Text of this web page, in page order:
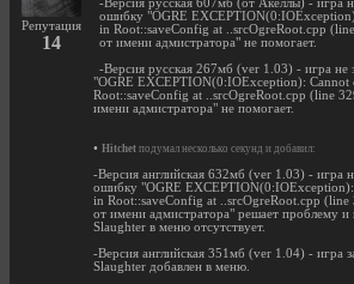
Репутация
14
-Версия русская 607мб (от Акеллы) - игра
ошибку "OGRE
in Root::saveConfig at ..srcOgreRoot.cpp
от имени адмистратора" не помогает.
-Версия русская 267мб (ver 1.03) - игра не
"OGRE EXCEPTION(0:IOException): Cannot
Root::saveConfig at ..srcOgreRoot.cpp (line
имени адмистратора" не помогает.
• Hitchet подумал несколько секунд и добавил:
-Версия английская 632мб (ver 1.03) - игра
ошибку "OGRE EXCEPTION(0:IOException):
in Root::saveConfig at ..srcOgreRoot.cpp (line
от имени адмистратора" решает проблему и
Slaughter в меню отсутствует.
-Версия английская 351мб (ver 1.04) - игра
Slaughter добавлен в меню.